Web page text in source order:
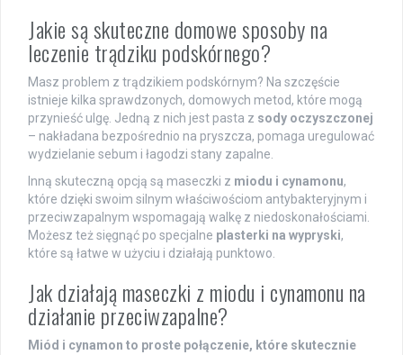
Jakie są skuteczne domowe sposoby na
leczenie trądziku podskórnego?
Masz problem z trądzikiem podskórnym? Na szczęście
istnieje kilka sprawdzonych, domowych metod, które mogą
przynieść ulgę. Jedną z nich jest pasta z sody oczyszczonej
– nakładana bezpośrednio na pryszcza, pomaga uregulować
wydzielanie sebum i łagodzi stany zapalne.
Inną skuteczną opcją są maseczki z miodu i cynamonu,
które dzięki swoim silnym właściwościom antybakteryjnym i
przeciwzapalnym wspomagają walkę z niedoskonałościami.
Możesz też sięgnąć po specjalne plasterki na wypryski,
które są łatwe w użyciu i działają punktowo.
Jak działają maseczki z miodu i cynamonu na
działanie przeciwzapalne?
Miód i cynamon to proste połączenie, które skutecznie